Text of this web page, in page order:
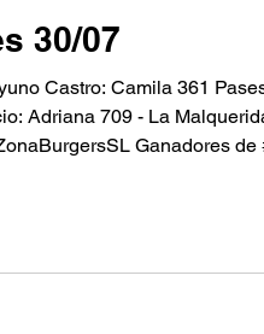
30/07
Castro: Camila 361
Marcelo 679 - Pinguino
Ganadores